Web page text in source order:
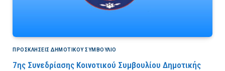
ΠΡΟΣΚΛΉΣΕΙΣ ΔΗΜΟΤΙΚΟΎ ΣΥΜΒΟΎΛΙΟ
7ης Συνεδρίασης Κοινοτικού Συμβουλίου Δημοτικής